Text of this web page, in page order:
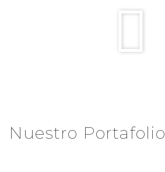
Nuestro Portafolio